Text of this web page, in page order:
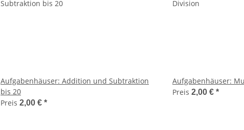
Aufgabenhäuser: Addition und Subtraktion
bis 20
Preis 2,00 € *
Aufgabenhäuser:
Preis 2,00 € *